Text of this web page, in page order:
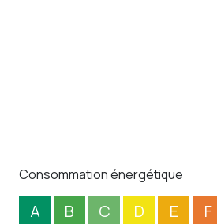
bénéficie d'un chauffage au gaz
une agréable terrasse de 30 m²
Consommation énergétique
A B C D E F